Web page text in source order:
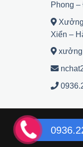
Phong
Xiển –
xưởng